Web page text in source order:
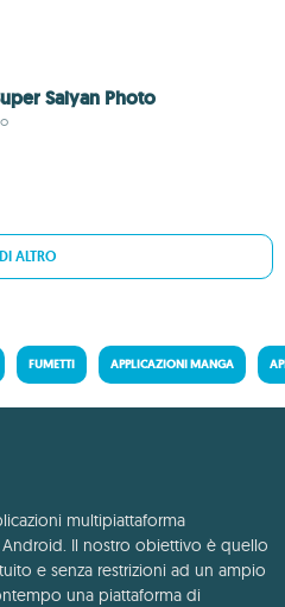
Saiyan Photo
ALTRO
FUMETTI APPLICAZIONI MANGA
multipiattaforma
Il nostro obiettivo è quello
e senza restrizioni ad un ampio
una piattaforma di